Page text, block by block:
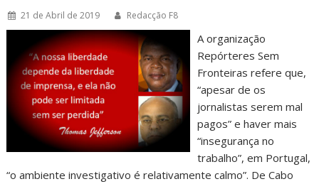
21 de Abril de 2019 Redacção F8
A organização
Repórteres Sem
Fronteiras refere que,
“apesar de os
jornalistas serem mal
pagos” e haver mais
“insegurança no
trabalho”, em Portugal,
“o ambiente investigativo é relativamente calmo”. De Cabo